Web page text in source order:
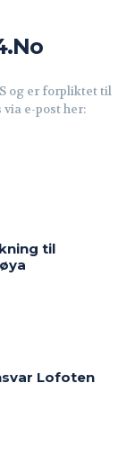
og er forpliktet til
e-post her:
til
Lofoten